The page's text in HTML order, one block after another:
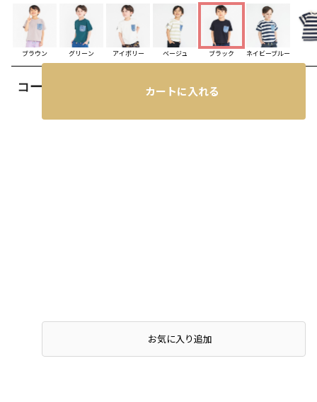
ブラウン グリーン アイボリー ベージュ ブラック ネイビーブルー
コーディネート カートに入れる
お気に入り追加